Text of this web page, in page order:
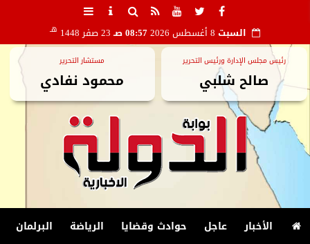
السبت 08:57 صـ 23 صفر 1448 هـ
رئيس مجلس الإدارة ورئيس التحرير
صالح شلبي
مستشار التحرير
محمود نفادي
الأخبار عاجل حوادث وقضايا الرياضة البرلمان